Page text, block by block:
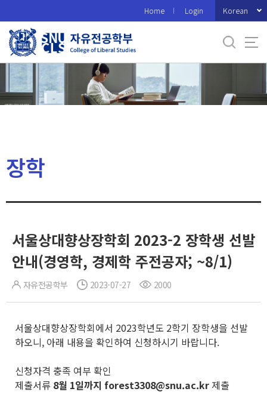
로
메
Home Login Korean
장학
서울상대향상장학회 2023-2 장학생 선발
안내(경영학, 경제학 주전공자; ~8/1)
자유전공학부 2023-07-27 2000
서울상대향상장학회에서 2023학년도 2학기 장학생을 선발
하오니, 아래 내용을 확인하여 신청하시기 바랍니다.
신청자격 충족 여부 확인
제출서류 8월 1일까지 forest3308@snu.ac.kr제출